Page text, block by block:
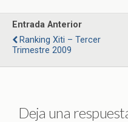
Entrada Anterior
Ranking Xiti – Tercer
Trimestre 2009
Deja una